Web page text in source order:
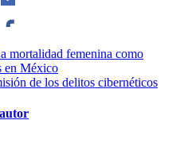
mortalidad femenina como
en México
de los delitos cibernéticos